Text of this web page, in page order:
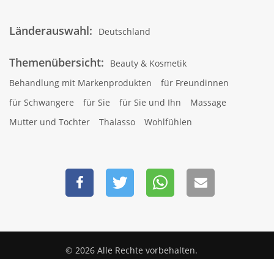
Länderauswahl: Deutschland
Themenübersicht:
Beauty & Kosmetik
Behandlung mit Markenprodukten
für Freundinnen
für Schwangere
für Sie für Sie und Ihn
Massage
Mutter und Tochter
Thalasso Wohlfühlen
© 2026 Alle Rechte vorbehalten.